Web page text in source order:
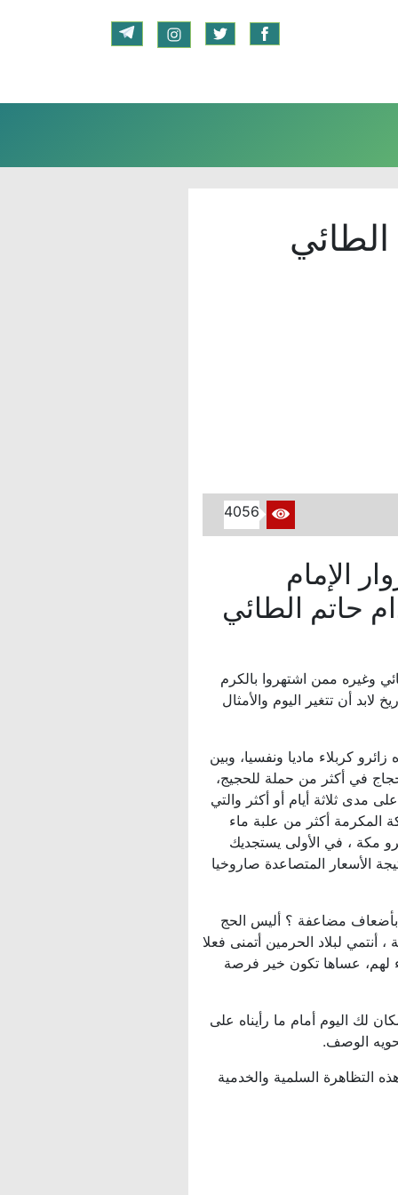
4056
الإمام
حاتم الطائي
وغيره ممن اشتهروا بالكرم
لابد أن تتغير اليوم والأمثال
كربلاء ماديا ونفسيا، وبين
في أكثر من حملة للحجيج،
مدى ثلاثة أيام أو أكثر والتي
المكرمة أكثر من علبة ماء
مكة ، في الأولى يستجديك
الأسعار المتصاعدة صاروخيا
بأضعاف مضاعفة ؟ أليس الحج
لبلاد الحرمين أتمنى فعلا
لهم، عساها تكون خير فرصة
لك اليوم أمام ما رأيناه على
الوصف.
التظاهرة السلمية والخدمية